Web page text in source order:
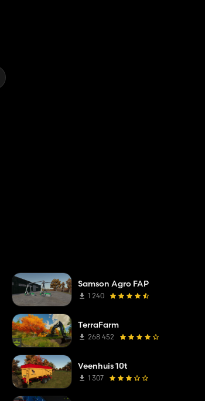
Samson Agro FAP
1 240
TerraFarm
268 452
Veenhuis 10t
1 307